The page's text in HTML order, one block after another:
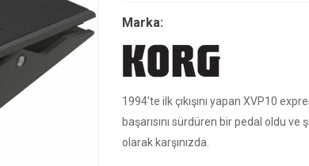
Marka:
1994'te ilk çıkışını yapan XVP­10
başarısını sürdüren bir pedal oldu
olarak karşınızda.